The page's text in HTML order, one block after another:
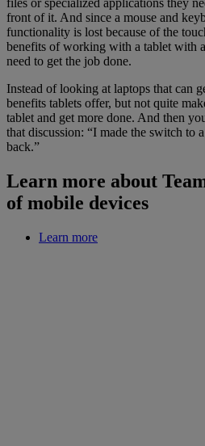
front of it. And since a mouse and
functionality is lost because of the
benefits of working with a tablet with
need to get the job done.
Instead of looking at laptops that can
benefits tablets offer, but not quite
tablet and get more done. And then
that discussion: “I made the switch to
back.”
Learn more about
of mobile devices
Learn more